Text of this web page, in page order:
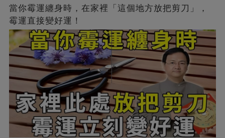
當你霉運纏身時，在家裡「這個地方放把剪刀」，
霉運直接變好運！